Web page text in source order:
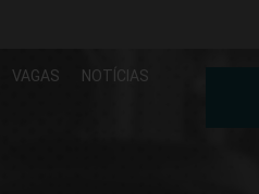
VAGAS NOTÍCIAS